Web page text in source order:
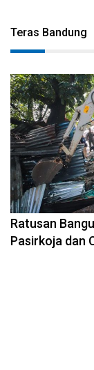
Teras Bandung
2026-08-06 17:34:08
Ratusan
Pasirkoja dan